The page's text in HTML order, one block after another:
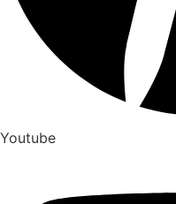
Youtube